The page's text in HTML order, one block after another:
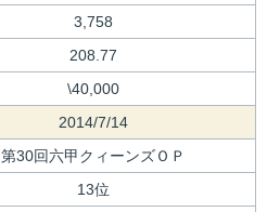
3,758
208.77
\40,000
2014/7/14
第30回六甲クィーンズＯＰ
13位